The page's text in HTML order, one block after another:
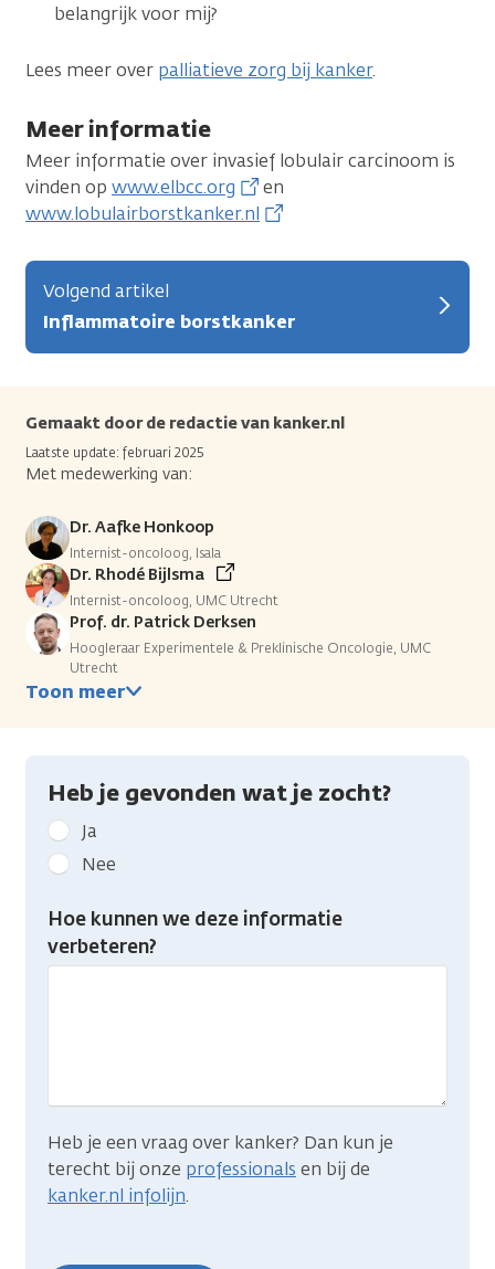
belangrijk voor mij?
Lees meer over palliatieve zorg bij kanker.
Meer informatie
Meer informatie over invasief lobulair carcinoom is
vinden op www.elbcc.org
en
www.lobulairborstkanker.nl
Volgend artikel
Inflammatoire borstkanker
Gemaakt door de redactie van kanker.nl
Laatste update: februari 2025
Met medewerking van:
Dr. Aafke Honkoop
Internist-oncoloog, Isala
Dr. Rhodé Bijlsma
Internist-oncoloog, UMC Utrecht
Prof. dr. Patrick Derksen
Hoogleraar Experimentele & Preklinische Oncologie, UMC
Utrecht
Toon meer
Heb je gevonden wat je zocht?
Geef
kanker.nl
feedback:
Heb
gevonden
Ja
Nee
Hoe kunnen we deze informatie
verbeteren?
Heb je een vraag over kanker? Dan kun je
terecht bij onze professionals en bij de
kanker.nl infolijn.